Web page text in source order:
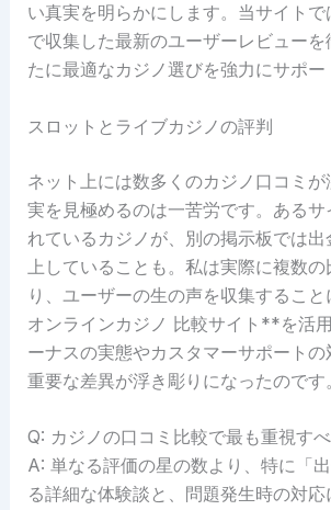
い真実を明らかにします。当サイト
で収集した最新のユーザーレビュー
たに最適なカジノ選びを強力にサポー
スロットとライブカジノの評判
ネット上には数多くのカジノ口コミ
実を見極めるのは一苦労です。あるサ
れているカジノが、別の掲示板では
上していることも。私は実際に複数
り、ユーザーの生の声を収集するこ
オンラインカジノ 比較サイト**を活
ーナスの実態やカスタマーサポートの
重要な差異が浮き彫りになったのです。
Q: カジノの口コミ比較で最も重視す
A: 単なる評価の星の数より、特に「
る詳細な体験談と、問題発生時の対